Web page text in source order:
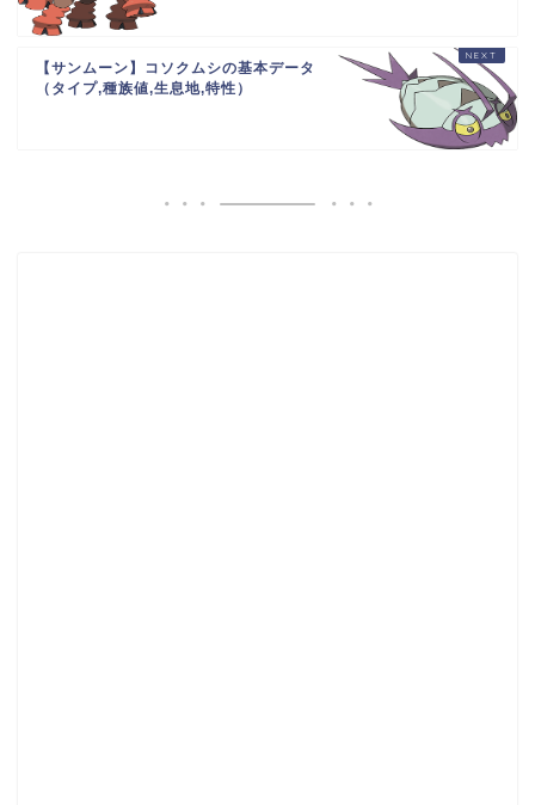
【サンムーン】コソクムシの基本データ
（タイプ,種族値,生息地,特性）